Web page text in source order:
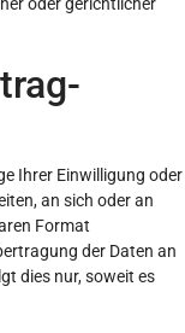
Ihrer Einwilligung oder
an sich oder an
Format
der Daten an
dies nur, soweit es